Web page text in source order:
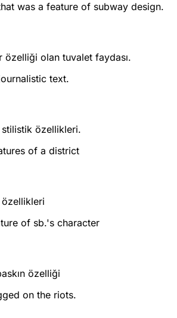
was a feature of subway design.
özelliği olan tuvalet faydası.
text.
özellikleri.
of a district
of sb.'s character
özelliği
on the riots.